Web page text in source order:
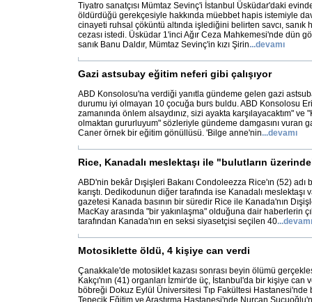
Tiyatro sanatçısı Mümtaz Sevinç'i İstanbul Üsküdar'daki
öldürdüğü gerekçesiyle hakkında müebbet hapis istemiyle
cinayeti ruhsal çöküntü altında işlediğini belirten savcı, sanık
cezası istedi. Üsküdar 1'inci Ağır Ceza Mahkemesi'nde dün
sanık Banu Daldır, Mümtaz Sevinç'in kızı Şirin...devamı
Gazi astsubay eğitim neferi gibi çalışıyor
ABD Konsolosu'na verdiği yanıtla gündeme gelen gazi
durumu iyi olmayan 10 çocuğa burs buldu. ABD Konsolosu
zamanında önlem alsaydınız, sizi ayakta karşılayacaktım" ve
olmaktan gururluyum" sözleriyle gündeme damgasını vuran
Caner örnek bir eğitim gönüllüsü. 'Bilge anne'nin...devamı
Rice, Kanadalı meslektaşı ile "bulutların
ABD'nin bekâr Dışişleri Bakanı Condoleezza Rice'ın (52) adı
karıştı. Dedikodunun diğer tarafında ise Kanadalı meslektaşı
gazetesi Kanada basının bir süredir Rice ile Kanada'nın
MacKay arasında "bir yakınlaşma" olduğuna dair haberlerin
tarafından Kanada'nın en seksi siyasetçisi seçilen 40...devamı
Motosiklette öldü, 4 kişiye can verdi
Çanakkale'de motosiklet kazası sonrası beyin ölümü
Kakçı'nın (41) organları İzmir'de üç, İstanbul'da bir kişiye can
böbreği Dokuz Eylül Üniversitesi Tıp Fakültesi Hastanesi'nde
Tepecik Eğitim ve Araştırma Hastanesi'nde Nurcan